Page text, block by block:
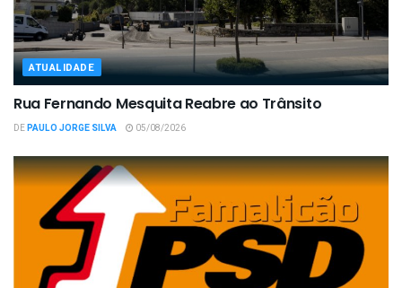
ATUALIDADE
Rua Fernando Mesquita Reabre ao Trânsito
DEPAULO JORGE SILVA 05/08/2026